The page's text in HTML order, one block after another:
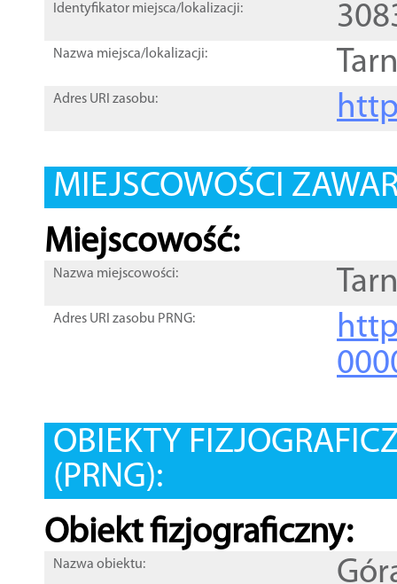
Identyfikator miejsca/lokalizacji:
Nazwa miejsca/lokalizacji:
Adres URI zasobu:
MIEJSCOWOŚCI
Miejscowość:
Nazwa miejscowości:
Adres URI zasobu PRNG:
OBIEKTY
(PRNG):
Obiekt fizjograficzny:
Nazwa obiektu: